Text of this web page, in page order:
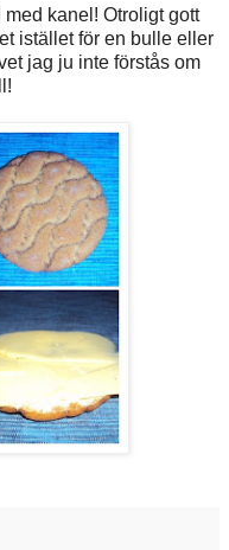
kanel! Otroligt gott
istället för en bulle eller
jag ju inte förstås om